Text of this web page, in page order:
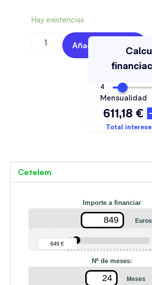
Hay existencias
Añadir Al Carrito
Cetelem
Importe a financiar
Euros
90 €
849 €
Nº de meses:
Meses